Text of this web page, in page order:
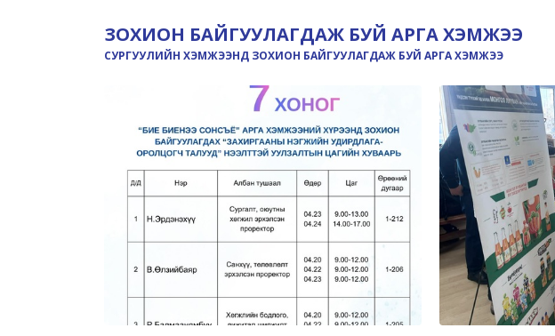
ЗОХИОН БАЙГУУЛАГДАЖ БУЙ АРГА ХЭМЖЭЭ
СУРГУУЛИЙН ХЭМЖЭЭНД ЗОХИОН БАЙГУУЛАГДАЖ БУЙ АРГА ХЭМЖЭЭ